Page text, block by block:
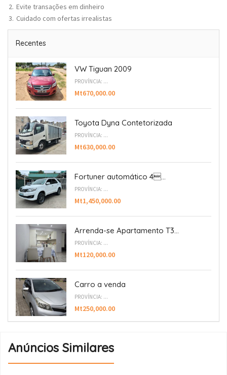
Evite transações em dinheiro
Cuidado com ofertas irrealistas
Recentes
VW Tiguan 2009
PROVÍNCIA: ...
Mt670,000.00
Toyota Dyna Contetorizada
PROVÍNCIA: ...
Mt630,000.00
Fortuner automático 4...
PROVÍNCIA: ...
Mt1,450,000.00
Arrenda-se Apartamento T3...
PROVÍNCIA: ...
Mt120,000.00
Carro a venda
PROVÍNCIA: ...
Mt250,000.00
Anúncios Similares